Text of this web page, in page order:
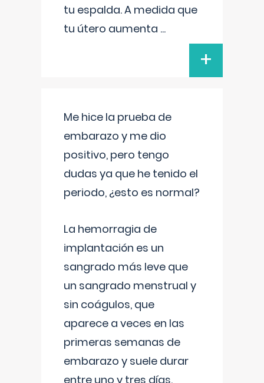
tu espalda. A medida que
tu útero aumenta ...
+
Me hice la prueba de
embarazo y me dio
positivo, pero tengo
dudas ya que he tenido el
periodo, ¿esto es normal?
La hemorragia de
implantación es un
sangrado más leve que
un sangrado menstrual y
sin coágulos, que
aparece a veces en las
primeras semanas de
embarazo y suele durar
entre uno y tres días.